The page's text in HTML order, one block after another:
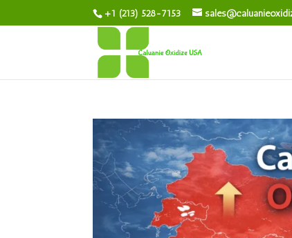
+1 (213) 528-7153